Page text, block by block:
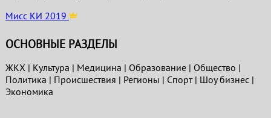
Мисс КИ 2019
ОСНОВНЫЕ РАЗДЕЛЫ
ЖКХ | Культура | Медицина | Образование| Общество |
Политика | Проиcшествия | Регионы | Спорт| Шоу бизнес|
Экономика